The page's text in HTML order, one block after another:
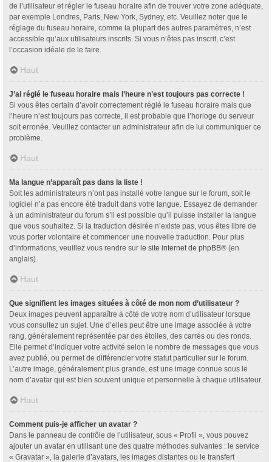
de l’utilisateur et régler le fuseau horaire afin de trouver votre zone adéquate,
par exemple Londres, Paris, New York, Sydney, etc. Veuillez noter que le
réglage du fuseau horaire, comme la plupart des autres paramètres, n’est
accessible qu’aux utilisateurs inscrits. Si vous n’êtes pas inscrit, c’est
l’occasion idéale de le faire.
Haut
J’ai réglé le fuseau horaire mais l’heure n’est toujours pas correcte !
Si vous êtes certain d’avoir correctement réglé le fuseau horaire mais que
l’heure n’est toujours pas correcte, il est probable que l’horloge du serveur
soit erronée. Veuillez contacter un administrateur afin de lui communiquer ce
problème.
Haut
Ma langue n’apparaît pas dans la liste !
Soit les administrateurs n’ont pas installé votre langue sur le forum, soit le
logiciel n’a pas encore été traduit dans votre langue. Essayez de demander
à un administrateur du forum s’il est possible qu’il puisse installer la langue
que vous souhaitez. Si la traduction désirée n’existe pas, vous êtes libre de
vous porter volontaire et commencer une nouvelle traduction. Pour plus
d’informations, veuillez vous rendre sur le site internet de phpBB® (en
anglais).
Haut
Que signifient les images situées à côté de mon nom d’utilisateur ?
Deux images peuvent apparaître à côté de votre nom d’utilisateur lorsque
vous consultez un sujet. Une d’elles peut être une image associée à votre
rang, généralement représentée par des étoiles, des carrés ou des ronds.
Elle permet d’indiquer votre activité selon le nombre de messages que vous
avez publié, ou permet de différencier votre statut particulier sur le forum.
L’autre image, généralement plus grande, est une image connue sous le
nom d’avatar qui est bien souvent unique et personnelle à chaque utilisateur.
Haut
Comment puis-je afficher un avatar ?
Dans le panneau de contrôle de l’utilisateur, sous « Profil », vous pouvez
ajouter un avatar en utilisant une des quatre méthodes suivantes : le service
« Gravatar », la galerie d’avatars, les images distantes ou le transfert